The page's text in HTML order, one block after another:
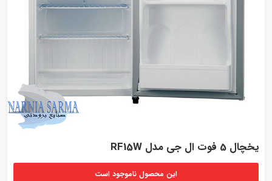
یخچال 5 فوت ال جی مدل RF15W
این محصول ناموجود است